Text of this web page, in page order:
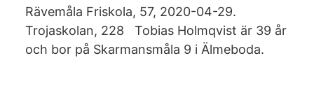
Rävemåla Friskola, 57, 2020-04-29.
Trojaskolan, 228 Tobias Holmqvist är 39 år
och bor på Skarmansmåla 9 i Älmeboda.